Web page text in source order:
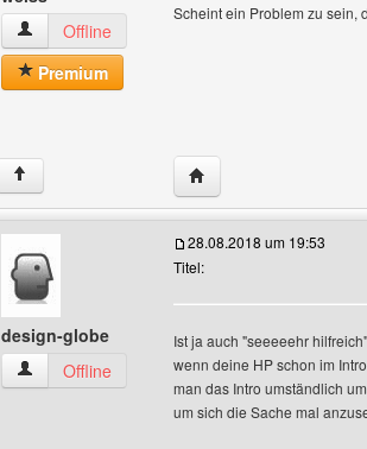
rhein-wied-blau-weiss Benutzer-Profile
Offline
Premium
Scheint ein Problem zu sein,
↑ Website dieses
design-globe
design-globe Benutzer-Profile anzeigen
Offline
28.08.2018 um 19:53
Titel:
Ist ja auch "seeeeehr
wenn deine HP schon im
man das Intro umständlich
um sich die Sache mal